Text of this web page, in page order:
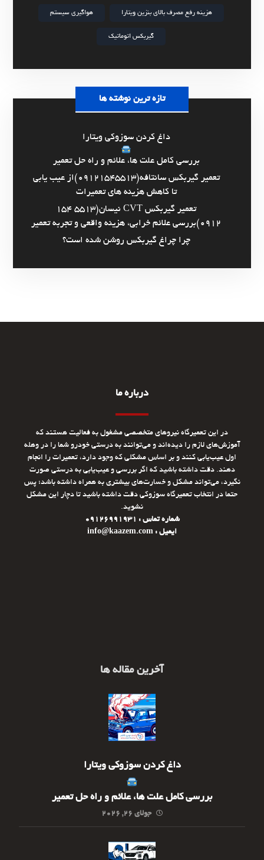
هزینه رفع مصرف بالای بنزین ویتارا هواگیری سیستم
گیربکس اتوماتیک
تازه ترین نوشته ها
داغ کردن سوزوکی ویتارا
بررسی کامل علت ها، علائم و راه حل تعمیر
تعمیر گیربکس سانتافه(09121545513)از عیب یابی
تا کاهش هزینه های تعمیرات
تعمیر گیربکس CVT نیسان(5513 154
0912)بررسی علائم خرابی، هزینه واقعی و تجربه تعمیر
چرا چراغ گیربکس روشن شده است؟
درباره ما
در این تعمیرگاه نیروهای متخصصی مشغول به فعالیت هستند که
آموزش‌های لازم را دیده‌اند و می‌توانند به درستی خودرو شما را در وهله
اول عیب‌یابی کنند و بر اساس مشکلی که وجود دارد، تعمیرات را انجام
دهند. دقت داشته باشید که اگر بررسی و عیب‌یابی به درستی صورت
نگیرد، می‌تواند مشکل و خسارت‌های بیشتری به همراه داشته باشد؛ پس
حتما در انتخاب تعمیرگاه سوزوکی دقت داشته باشید تا دچار این مشکل
نشوید.
شماره تماس : 09126991931
ایمیل : info@kaazem.com
آخرین مقاله ها
داغ کردن سوزوکی ویتارا
بررسی کامل علت ها، علائم و راه حل تعمیر
جولای ۲۶, ۲۰۲۶